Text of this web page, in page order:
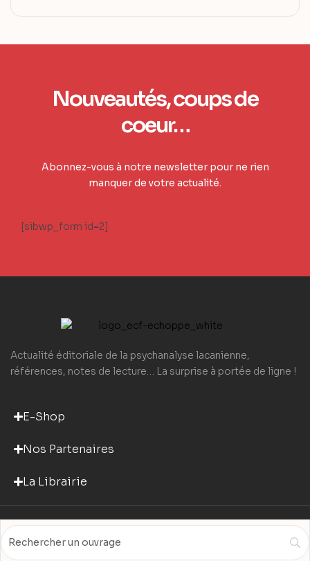
Nouveautés, coups de
coeur…
Abonnez-vous à notre newsletter pour ne rien
manquer de votre actualité.
[sibwp_form id=2]
Actualité éditoriale de la psychanalyse lacanienne,
références, notes de lecture… La surprise à portée de ligne !
E-Shop
Nos Partenaires
La Librairie
© 2025 ECF Echoppe –